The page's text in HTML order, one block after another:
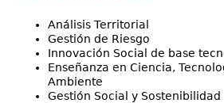
Análisis Territorial
Gestión de Riesgo
Innovación Social de base
Enseñanza en Ciencia,
Ambiente
Gestión Social y Sostenibilidad